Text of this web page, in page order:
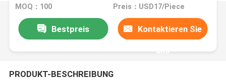
MOQ：100 Preis：USD17/Piece
Bestpreis Kontaktieren Sie
uns
PRODUKT-BESCHREIBUNG